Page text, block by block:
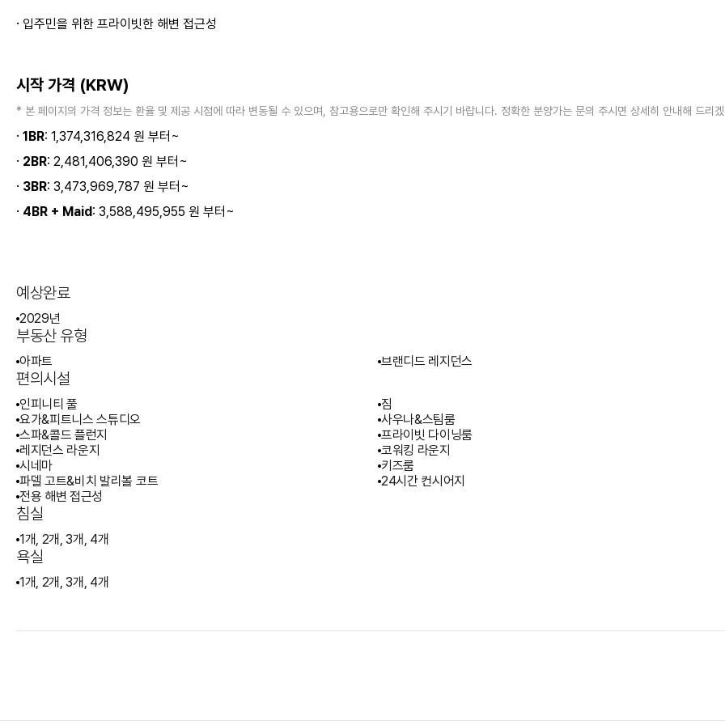
· 입주민을 위한 프라이빗한 해변 접근성
시작 가격 (KRW)
* 본 페이지의 가격 정보는 환율 및 제공 시점에 따라 변동될 수 있으며, 참고용으로만 확인해 주시기 바랍니다. 정확한 분양가는 문의 주시면 상세히 안내해 드리
· 1BR: 1,374,316,824 원 부터~
· 2BR: 2,481,406,390 원 부터~
· 3BR: 3,473,969,787 원 부터~
· 4BR + Maid: 3,588,495,955 원 부터~
예상완료
2029년
부동산 유형
아파트 브랜디드 레지던스
편의시설
인피니티 풀
짐
요가&피트니스 스튜디오
사우나&스팀룸
스파&콜드 플런지
프라이빗 다이닝룸
레지던스 라운지
코워킹 라운지
시네마
키즈룸
파델 고트&비치 발리볼 코트
24시간 컨시어지
전용 해변 접근성
침실
1개, 2개, 3개, 4개
욕실
1개, 2개, 3개, 4개